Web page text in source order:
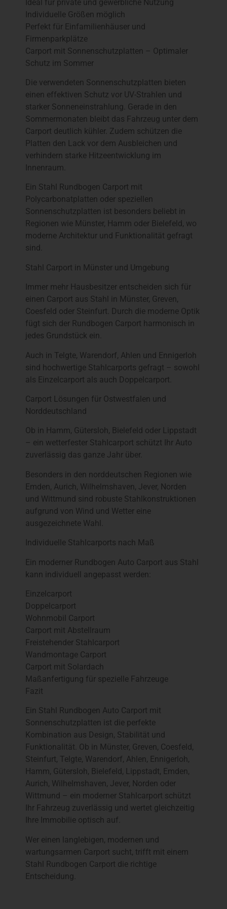
Ideal für private und gewerbliche Nutzung
Individuelle Größen möglich
Perfekt für Einfamilienhäuser und
Firmenparkplätze
Carport mit Sonnenschutzplatten – Optimaler
Schutz im Sommer
Die verwendeten Sonnenschutzplatten bieten
einen effektiven Schutz vor UV-Strahlen und
starker Sonneneinstrahlung. Gerade in den
Sommermonaten bleibt das Fahrzeug unter dem
Carport deutlich kühler. Zudem schützen die
Platten den Lack vor dem Ausbleichen und
verhindern starke Hitzeentwicklung im
Innenraum.
Ein Stahl Rundbogen Carport mit
Polycarbonatplatten oder speziellen
Sonnenschutzplatten ist besonders beliebt in
Regionen wie Münster, Hamm oder Bielefeld, wo
moderne Architektur und Funktionalität gefragt
sind.
Stahl Carport in Münster und Umgebung
Immer mehr Hausbesitzer entscheiden sich für
einen Carport aus Stahl in Münster, Greven,
Coesfeld oder Steinfurt. Durch die moderne Optik
fügt sich der Rundbogen Carport harmonisch in
jedes Grundstück ein.
Auch in Telgte, Warendorf, Ahlen und Ennigerloh
sind hochwertige Stahlcarports gefragt – sowohl
als Einzelcarport als auch Doppelcarport.
Carport Lösungen für Ostwestfalen und
Norddeutschland
Ob in Hamm, Gütersloh, Bielefeld oder Lippstadt
– ein wetterfester Stahlcarport schützt Ihr Auto
zuverlässig das ganze Jahr über.
Besonders in den norddeutschen Regionen wie
Emden, Aurich, Wilhelmshaven, Jever, Norden
und Wittmund sind robuste Stahlkonstruktionen
aufgrund von Wind und Wetter eine
ausgezeichnete Wahl.
Individuelle Stahlcarports nach Maß
Ein moderner Rundbogen Auto Carport aus Stahl
kann individuell angepasst werden:
Einzelcarport
Doppelcarport
Wohnmobil Carport
Carport mit Abstellraum
Freistehender Stahlcarport
Wandmontage Carport
Carport mit Solardach
Maßanfertigung für spezielle Fahrzeuge
Fazit
Ein Stahl Rundbogen Auto Carport mit
Sonnenschutzplatten ist die perfekte
Kombination aus Design, Stabilität und
Funktionalität. Ob in Münster, Greven, Coesfeld,
Steinfurt, Telgte, Warendorf, Ahlen, Ennigerloh,
Hamm, Gütersloh, Bielefeld, Lippstadt, Emden,
Aurich, Wilhelmshaven, Jever, Norden oder
Wittmund – ein moderner Stahlcarport schützt
Ihr Fahrzeug zuverlässig und wertet gleichzeitig
Ihre Immobilie optisch auf.
Wer einen langlebigen, modernen und
wartungsarmen Carport sucht, trifft mit einem
Stahl Rundbogen Carport die richtige
Entscheidung.